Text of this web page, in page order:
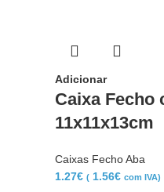
Adicionar
Caixa Fecho
11x11x13cm
Caixas Fecho Aba
1.27€ ( 1.56€ com IVA)